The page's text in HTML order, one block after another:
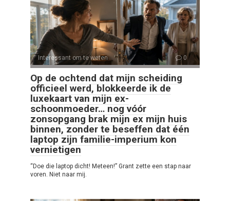
Interessant om te weten 0
Op de ochtend dat mijn scheiding
officieel werd, blokkeerde ik de
luxekaart van mijn ex-
schoonmoeder… nog vóór
zonsopgang brak mijn ex mijn huis
binnen, zonder te beseffen dat één
laptop zijn familie-imperium kon
vernietigen
“Doe die laptop dicht! Meteen!” Grant zette een stap naar
voren. Niet naar mij.